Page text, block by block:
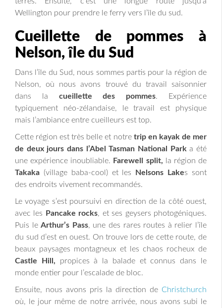
Wellington pour prendre le ferry vers l’île du sud.
Cueillette de pommes à
Nelson, île du Sud
Dans l’île du Sud, nous sommes partis pour la région de
Nelson, où nous avons trouvé du travail saisonnier
dans la cueillette des pommes. Expérience
typiquement néo-zélandaise, le travail est physique
mais l’ambiance entre cueilleurs est top.
Cette région est très belle et notre trip en kayak de mer
de deux jours dans l’Abel Tasman National Park a été
une expérience inoubliable. Farewell split, la région de
Takaka (village baba-cool) et les Nelsons Lakes sont
des endroits vivement recommandés.
Le voyage s’est poursuivi en direction de la côté ouest,
avec les
Pancake rocks, et ses geysers photogéniques.
Puis leArthur’s Pass, une des rares routes à relier l’île
du sud d’est en ouest. On trouve lors de cette route, de
beaux paysages montagneux et les chaos rocheux de
Castle Hill, propices à la balade et connus dans le
monde entier pour l’escalade de bloc.
Ensuite, nous avons pris la direction de Christchurch
où, le jour même de notre arrivée, nous avons subi le